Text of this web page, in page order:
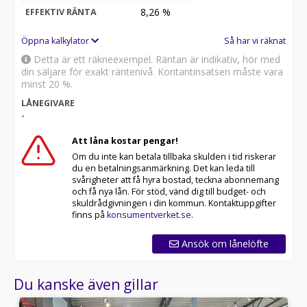
EFFEKTIV RÄNTA 8,26 %
Öppna kalkylator Så har vi räknat
Detta är ett räkneexempel. Räntan är indikativ, hör med
din säljare för exakt räntenivå. Kontantinsatsen måste vara
minst 20 %.
LÅNEGIVARE
-
Att låna kostar pengar!
Om du inte kan betala tillbaka skulden i tid riskerar
du en betalningsanmärkning. Det kan leda till
svårigheter att få hyra bostad, teckna abonnemang
och få nya lån. För stöd, vänd dig till budget- och
skuldrådgivningen i din kommun. Kontaktuppgifter
finns på konsumentverket.se.
Ansök om lånelöfte
Du kanske även gillar